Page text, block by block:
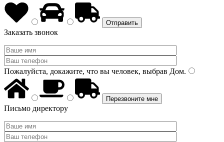
Заказать звонок
Пожалуйста, докажите, что вы человек, выбрав Дом.
Письмо директору